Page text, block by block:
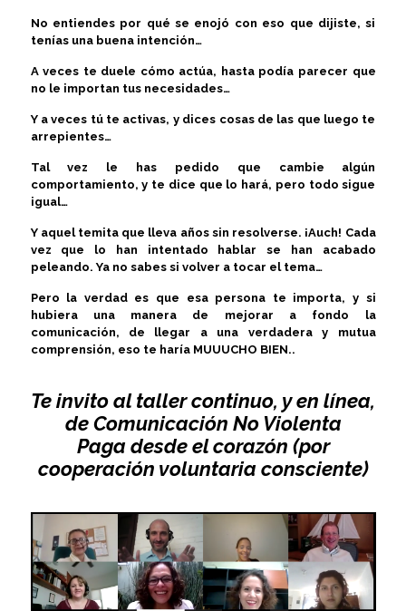
No entiendes por qué se enojó con eso que dijiste, si
tenías una buena intención…
A veces te duele cómo actúa, hasta podía parecer que
no le importan tus necesidades…
Y a veces tú te activas, y dices cosas de las que luego te
arrepientes…
Tal vez le has pedido que cambie algún
comportamiento, y te dice que lo hará, pero todo sigue
igual…
Y aquel temita que lleva años sin resolverse. ¡Auch! Cada
vez que lo han intentado hablar se han acabado
peleando. Ya no sabes si volver a tocar el tema…
Pero la verdad es que esa persona te importa, y si
hubiera una manera de mejorar a fondo la
comunicación, de llegar a una verdadera y mutua
comprensión, eso te haría MUUUCHO BIEN..
Te invito al taller continuo, y en línea,
de Comunicación No Violenta
Paga desde el corazón (por
cooperación voluntaria consciente)